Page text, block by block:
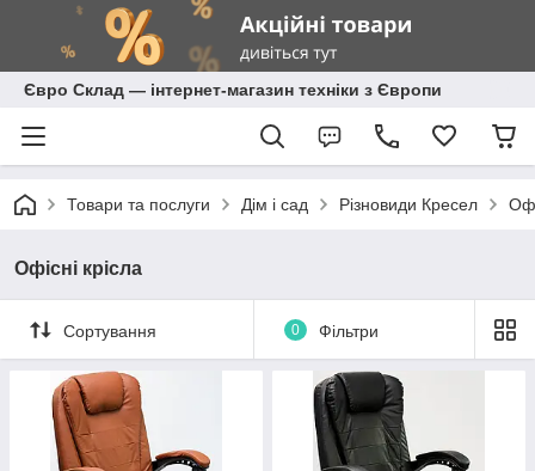
Євро Склад — інтернет-магазин техніки з Європи
Товари та послуги Дім і сад Різновиди Кресел
Офісні крісла
Сортування 0 Фільтри